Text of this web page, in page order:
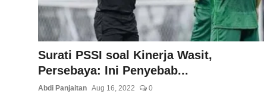
Surati PSSI soal Kinerja Wasit,
Persebaya: Ini Penyebab...
Abdi Panjaitan Aug 16, 2022 0